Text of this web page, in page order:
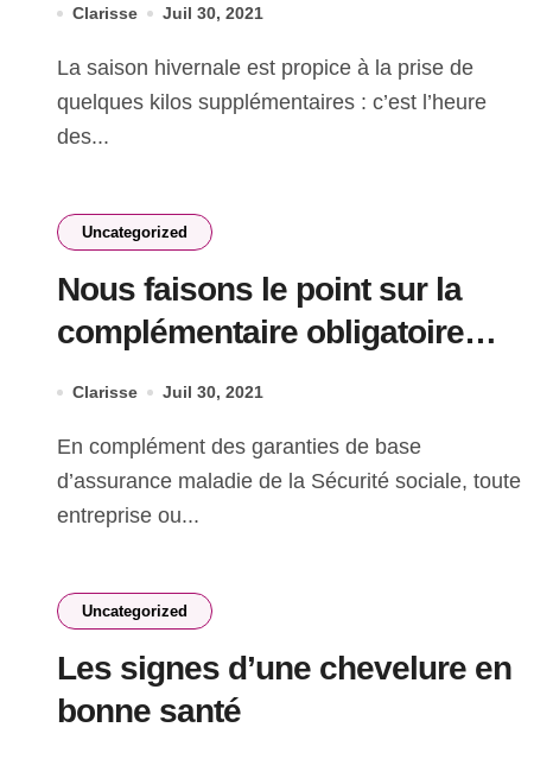
Clarisse Juil 30, 2021
La saison hivernale est propice à la prise de
quelques kilos supplémentaires : c’est l’heure
des...
Uncategorized
Nous faisons le point sur la
complémentaire obligatoire
Clarisse Juil 30, 2021
En complément des garanties de base
d’assurance maladie de la Sécurité sociale, toute
entreprise ou...
Uncategorized
Les signes d’une chevelure en
bonne santé